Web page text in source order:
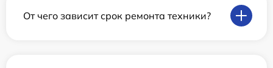
От чего зависит срок ремонта техники?